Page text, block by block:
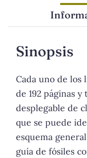
Sinopsis
Cada uno de los
de 192 páginas
desplegable de
que se puede
esquema
guía de fósiles